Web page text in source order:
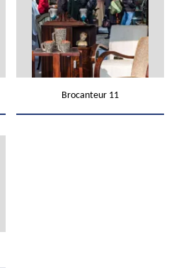
Brocanteur 11